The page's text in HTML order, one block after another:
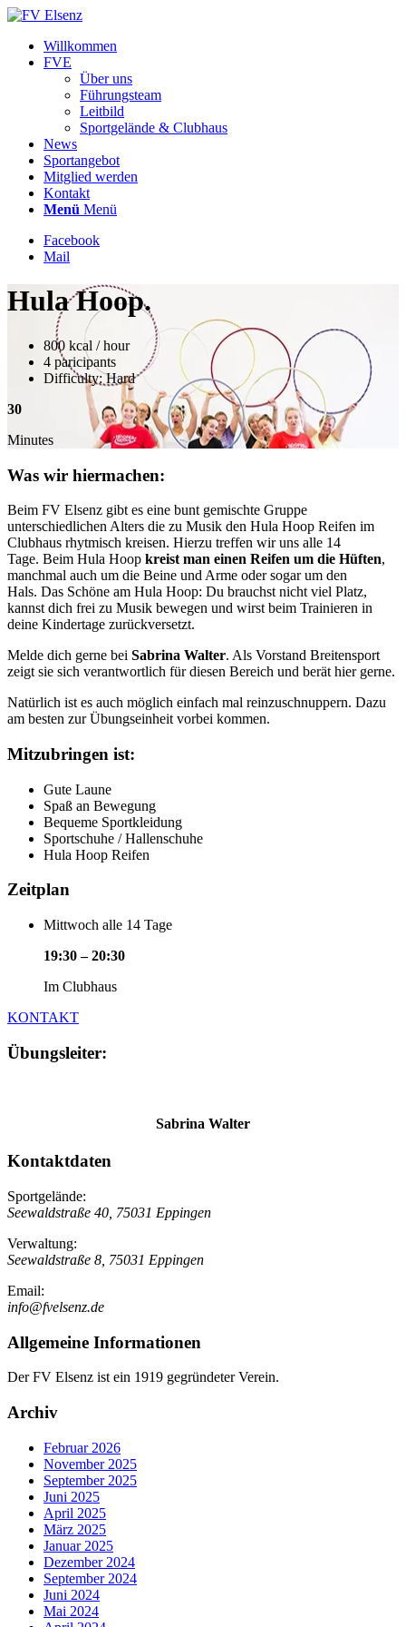
Willkommen
FVE
Über uns
Führungsteam
Leitbild
Sportgelände & Clubhaus
News
Sportangebot
Mitglied werden
Kontakt
Menü Menü
Facebook
Mail
Hula Hoop.
800 kcal / hour
4 paricipants
Difficulty: Hard
30
Minutes
Was wir hiermachen:
Beim FV Elsenz gibt es eine bunt gemischte Gruppe
unterschiedlichen Alters die zu Musik den Hula Hoop Reifen im
Clubhaus rhytmisch kreisen. Hierzu treffen wir uns alle 14
Tage. Beim Hula Hoop kreist man einen Reifen um die Hüften,
manchmal auch um die Beine und Arme oder sogar um den
Hals. Das Schöne am Hula Hoop: Du brauchst nicht viel Platz,
kannst dich frei zu Musik bewegen und wirst beim Trainieren in
deine Kindertage zurückversetzt.
Melde dich gerne bei Sabrina Walter. Als Vorstand Breitensport
zeigt sie sich verantwortlich für diesen Bereich und berät hier gerne.
Natürlich ist es auch möglich einfach mal reinzuschnuppern. Dazu
am besten zur Übungseinheit vorbei kommen.
Mitzubringen ist:
Gute Laune
Spaß an Bewegung
Bequeme Sportkleidung
Sportschuhe / Hallenschuhe
Hula Hoop Reifen
Zeitplan
Mittwoch alle 14 Tage
19:30 – 20:30
Im Clubhaus
KONTAKT
Übungsleiter:
Sabrina Walter
Kontaktdaten
Sportgelände:
Seewaldstraße 40, 75031 Eppingen
Verwaltung:
Seewaldstraße 8, 75031 Eppingen
Email:
info@fvelsenz.de
Allgemeine Informationen
Der FV Elsenz ist ein 1919 gegründeter Verein.
Archiv
Februar 2026
November 2025
September 2025
Juni 2025
April 2025
März 2025
Januar 2025
Dezember 2024
September 2024
Juni 2024
Mai 2024